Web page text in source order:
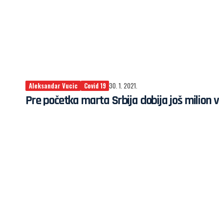
Aleksandar Vucic Covid 19 30. 1. 2021.
Pre početka marta Srbija dobija još milion